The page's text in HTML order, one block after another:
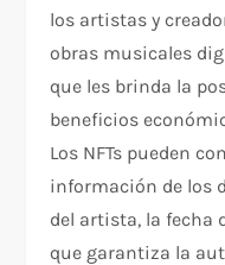
los artistas y
obras musicales
que les brinda la
beneficios
Los NFTs pueden
información de los
del artista, la fecha
que garantiza la